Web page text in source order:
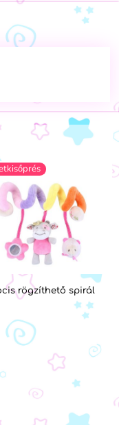
rögzíthető spirál